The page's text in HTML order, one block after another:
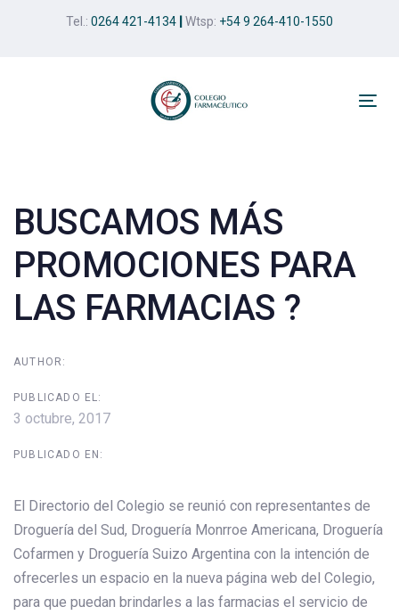
Tel.: 0264 421-4134 Wtsp: +54 9 264-410-1550
BUSCAMOS MÁS
PROMOCIONES PARA
LAS FARMACIAS ?
AUTHOR:
PUBLICADO EL:
3 octubre, 2017
PUBLICADO EN:
El Directorio del Colegio se reunió con representantes de
Droguería del Sud, Droguería Monrroe Americana, Droguería
Cofarmen y Droguería Suizo Argentina con la intención de
ofrecerles un espacio en la nueva página web del Colegio,
para que puedan brindarles a las farmacias el servicio de
navigation